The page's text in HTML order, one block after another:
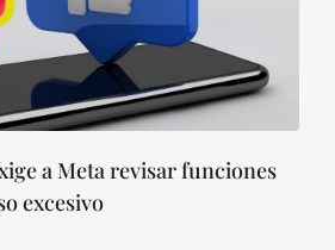
a Meta revisar funciones
excesivo